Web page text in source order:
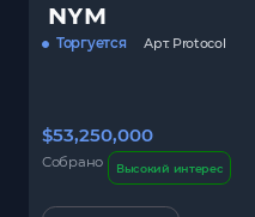
NYM
Торгуется Арт. Protocol
$53,250,000
Собрано Высокий интерес